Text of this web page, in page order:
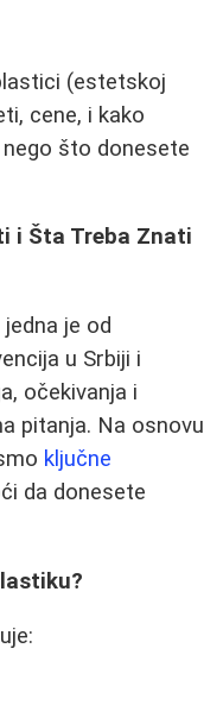
(estetskoj
cene, i kako
što donesete
i Šta Treba Znati
je od
u Srbiji i
očekivanja i
pitanja. Na osnovu
ključne
da donesete